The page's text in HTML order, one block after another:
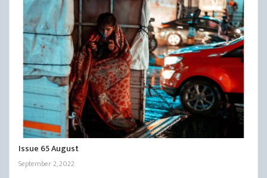
Issue 65 August
September 2, 2022